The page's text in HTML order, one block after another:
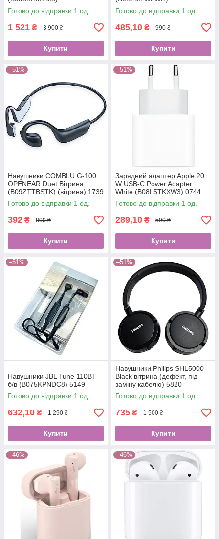
Готово до відправки 1 од.
1 521 ₴ 3 900 ₴
Купити
Готово до відправки 1 од.
485,10 ₴ 990 ₴
Купити
–51%
Навушники COMBLU G-100
OPENEAR Duet Вітрина
(B09ZTTBSTK) (вітрина) 1739
Готово до відправки 1 од.
392 ₴ 800 ₴
Купити
–51%
Зарядний адаптер Apple 20
W USB-C Power Adapter
White (B08L5TKXW3) 0744
Готово до відправки 1 од.
289,10 ₴ 590 ₴
Купити
–51%
Навушники JBL Tune 110BT
б/в (B075KPNDC8) 5149
Готово до відправки 1 од.
632,10 ₴ 1 290 ₴
Купити
–51%
Навушники Philips SHL5000
Black вітрина (дефект, під
заміну кабелю) 5820
Готово до відправки 1 од.
735 ₴ 1 500 ₴
Купити
–46% –46%